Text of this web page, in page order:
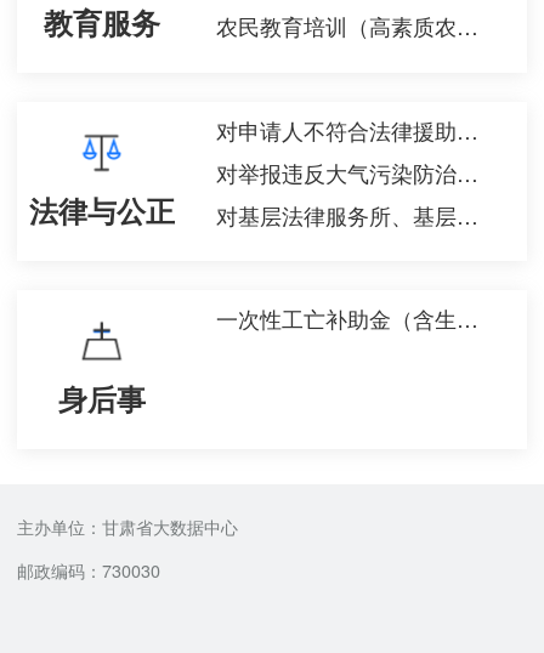
教育服务
农民教育培训（高素质农民培育）
法律与公正
对申请人不符合法律援助机构作出的不符合法律援助条件的通知的异议审查
对举报违反大气污染防治法律法规问题查证属实的给予举报人的奖励
对基层法律服务所、基层法律服务工作者进行表彰奖励
身后事
一次性工亡补助金（含生活困难，预支50%确认）、丧葬补助金申领
主办单位：甘肃省大数据中心
邮政编码：730030